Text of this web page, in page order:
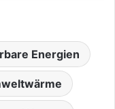
Energien